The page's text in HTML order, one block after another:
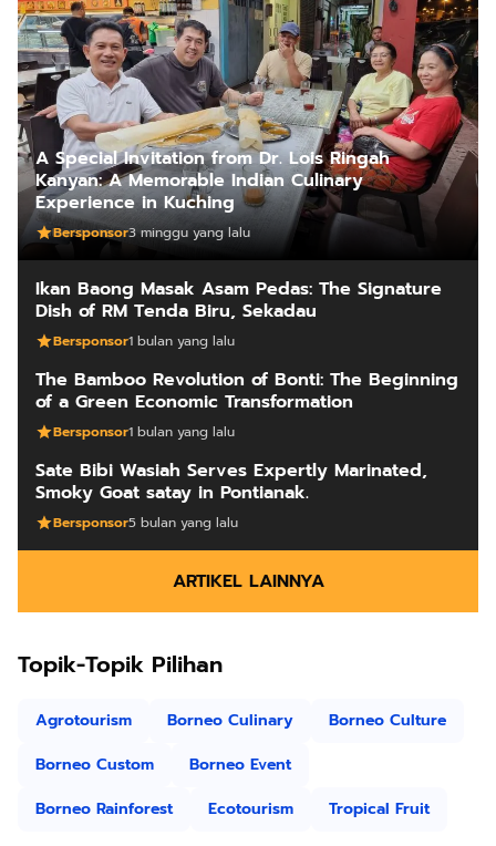
A Special Invitation from Dr. Lois Ringah
Kanyan: A Memorable Indian Culinary
Experience in Kuching
Bersponsor3 minggu yang lalu
Ikan Baong Masak Asam Pedas: The Signature
Dish of RM Tenda Biru, Sekadau
Bersponsor1 bulan yang lalu
The Bamboo Revolution of Bonti: The Beginning
of a Green Economic Transformation
Bersponsor1 bulan yang lalu
Sate Bibi Wasiah Serves Expertly Marinated,
Smoky Goat satay in Pontianak.
Bersponsor5 bulan yang lalu
ARTIKEL LAINNYA
Topik-Topik Pilihan
Agrotourism Borneo Culinary
Borneo Culture
Borneo Custom
Borneo Event
Borneo Rainforest
Ecotourism Tropical Fruit